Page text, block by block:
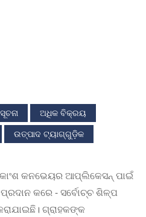
ଅଧିକ ବିକ୍ରୟ
ଉତ୍ପାଦ ଟ୍ୟାଗ୍‌ଗୁଡ଼ିକ
କନଭେୟର ଆପ୍ଲିକେସନ୍ ପାଇଁ
କରେ - ସର୍ବୋଚ୍ଚ ଶିଳ୍ପ
ଗ୍ରାହକଙ୍କ